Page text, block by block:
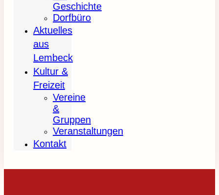
Geschichte
Dorfbüro
Aktuelles
aus
Lembeck
Kultur &
Freizeit
Vereine
&
Gruppen
Veranstaltungen
Kontakt